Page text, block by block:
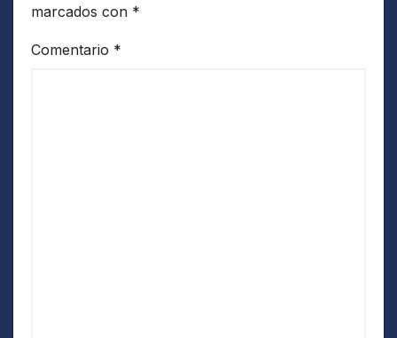
marcados con *
Comentario *